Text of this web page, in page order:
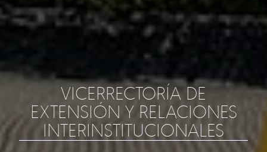
VICERRECTORÍA DE
EXTENSIÓN Y RELACIONES
INTERINSTITUCIONALES